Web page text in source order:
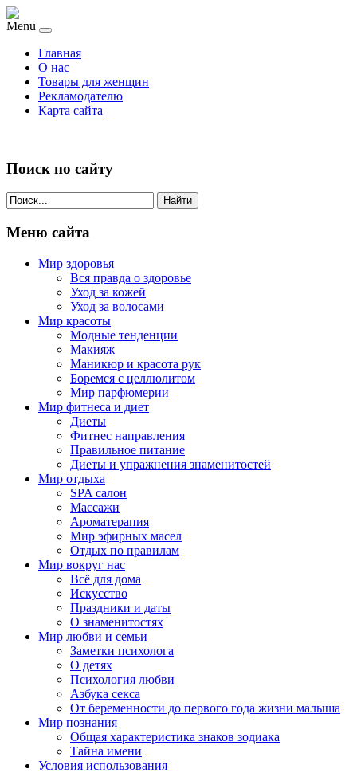
Menu
Главная
О нас
Товары для женщин
Рекламодателю
Карта сайта
Поиск по сайту
Найти
Меню сайта
Мир здоровья
Вся правда о здоровье
Уход за кожей
Уход за волосами
Мир красоты
Модные тенденции
Макияж
Маникюр и красота рук
Боремся с целлюлитом
Мир парфюмерии
Мир фитнеса и диет
Диеты
Фитнес направления
Правильное питание
Диеты и упражнения знаменитостей
Мир отдыха
SPA салон
Массажи
Ароматерапия
Мир эфирных масел
Отдых по правилам
Мир вокруг нас
Всё для дома
Искусство
Праздники и даты
О знаменитостях
Мир любви и семьи
Заметки психолога
О детях
Психология любви
Азбука секса
От беременности до первого года жизни малыша
Мир познания
Общая характеристика знаков зодиака
Тайна имени
Условия использования